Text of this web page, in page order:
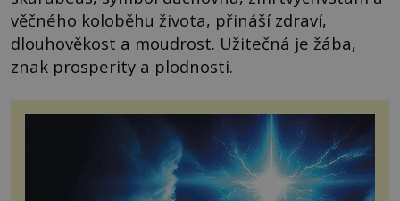
věčného koloběhu života, přináší zdraví,
dlouhověkost a moudrost. Užitečná je žába,
znak prosperity a plodnosti.